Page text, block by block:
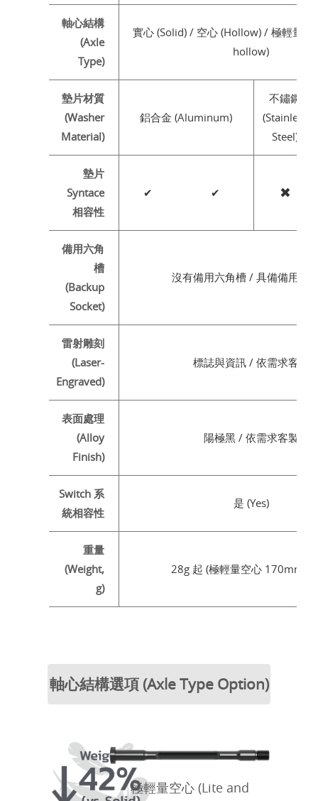
軸心結構
(Axle
Type)
實心 (Solid) / 空心 (Hollow) / 極輕量空
hollow)
墊片材質
(Washer
Material)
鋁合金 (Aluminum)
不鏽鋼
(Stainless
Steel)
墊片
Syntace
相容性
✔ ✔ ✖
備用六角
槽
(Backup
Socket)
沒有備用六角槽 / 具備備用六
雷射雕刻
(Laser-
Engraved)
標誌與資訊 / 依需求客製
表面處理
(Alloy
Finish)
陽極黑 / 依需求客製
Switch 系
統相容性
是 (Yes)
重量
(Weight,
g)
28g 起 (極輕量空心 170mm
軸心結構選項 (Axle Type Option)
極輕量空心 (Lite and